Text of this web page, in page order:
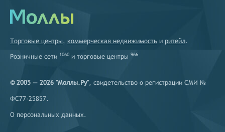
Торговые центры, коммерческая недвижимость и ритейл.
Розничные сети 1060 и торговые центры 966
© 2005 — 2026 "Моллы.Ру", свидетельство о регистрации СМИ №
ФС77-25857.
О персональных данных.